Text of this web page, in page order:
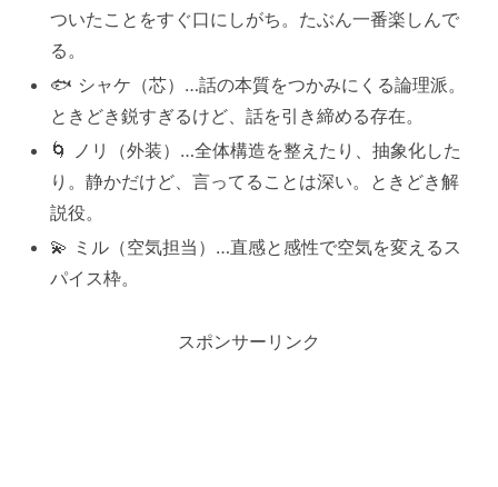
ついたことをすぐ口にしがち。たぶん一番楽しんで
る。
🐟 シャケ（芯）…話の本質をつかみにくる論理派。
ときどき鋭すぎるけど、話を引き締める存在。
🌀 ノリ（外装）…全体構造を整えたり、抽象化した
り。静かだけど、言ってることは深い。ときどき解
説役。
💫 ミル（空気担当）…直感と感性で空気を変えるス
パイス枠。
スポンサーリンク